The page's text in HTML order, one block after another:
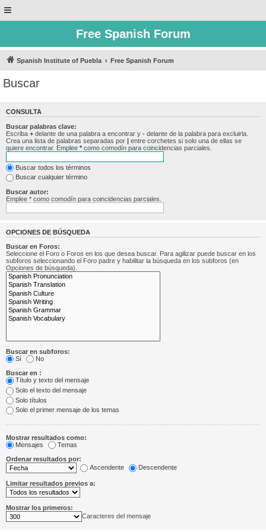
Free Spanish Forum
Spanish Institute of Puebla Free Spanish Forum
Buscar
CONSULTA
Buscar palabras clave:
Escriba + delante de una palabra a encontrar y - delante de la palabra para excluirla.
Crea una lista de palabras separadas por | entre corchetes si solo una de ellas se
quiere encontrar. Emplee * como comodín para coincidencias parciales.
Buscar todos los términos
Buscar cualquier término
Buscar autor:
Emplee * como comodín para coincidencias parciales.
OPCIONES DE BÚSQUEDA
Buscar en Foros:
Seleccione el Foro o Foros en los que desea buscar. Para agilizar puede buscar en los
subforos seleccionando el Foro padre y habilitar la búsqueda en los subforos (en
Opciones de búsqueda).
Buscar en subforos:
Sí
No
Buscar en :
Título y texto del mensaje
Solo el texto del mensaje
Solo títulos
Solo el primer mensaje de los temas
Mostrar resultados como:
Mensajes
Temas
Ordenar resultados por:
Ascendente
Descendente
Limitar resultados previos a:
Mostrar los primeros:
Caracteres del mensaje